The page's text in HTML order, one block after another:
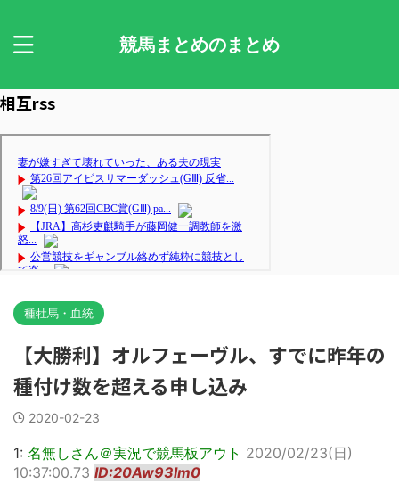
競馬まとめのまとめ
相互rss
種牡馬・血統
【大勝利】オルフェーヴル、すでに昨年の
種付け数を超える申し込み
2020-02-23
1: 名無しさん＠実況で競馬板アウト 2020/02/23(日)
10:37:00.73 ID:20Aw93lm0